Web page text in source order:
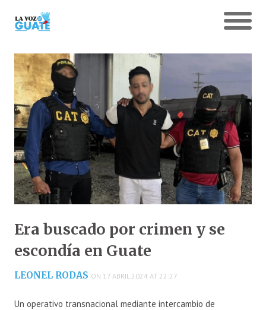
Era buscado por crimen y se
escondía en Guate
LEONEL RODAS ON 17 ABRIL 2024 AT 22:27
Un operativo transnacional mediante intercambio de